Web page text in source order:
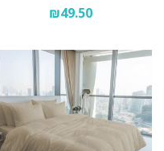
₪49.50